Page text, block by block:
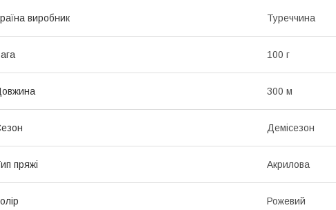
виробник Туреччина
100 г
300 м
Демісезон
пряжі Акрилова
Рожевий